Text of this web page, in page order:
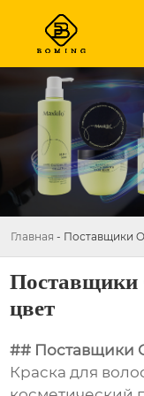
Главная - Поставщики
Поставщики
цвет
## Поставщики
Краска для